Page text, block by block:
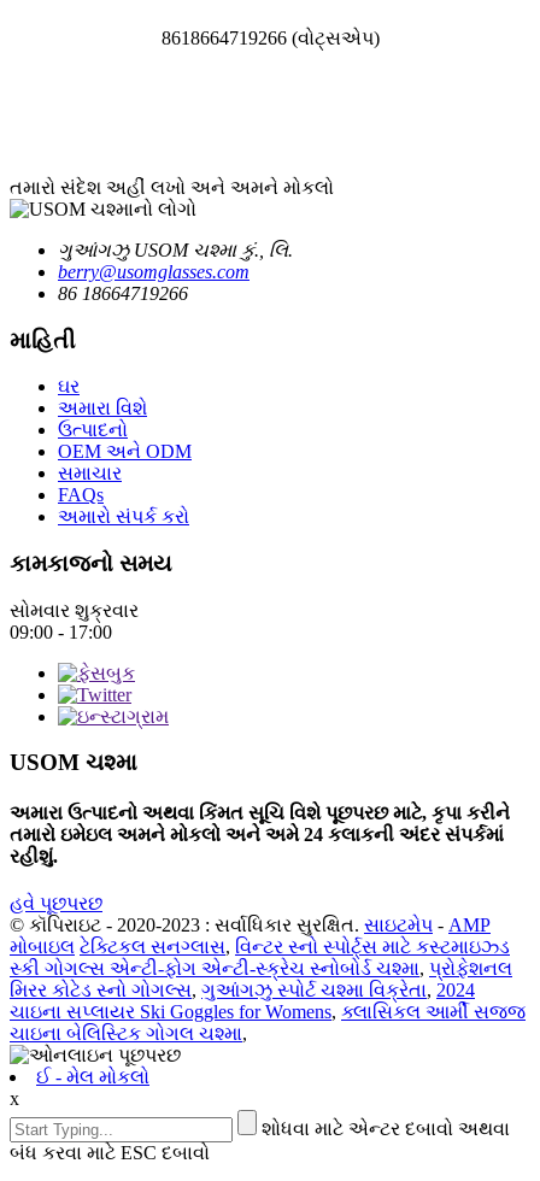
8618664719266 (વોટ્સએપ)
તમારો સંદેશ અહીં લખો અને અમને મોકલો
ગુઆંગઝુ USOM ચશ્મા કું., લિ.
berry@usomglasses.com
86 18664719266
માહિતી
ઘર
અમારા વિશે
ઉત્પાદનો
OEM અને ODM
સમાચાર
FAQs
અમારો સંપર્ક કરો
કામકાજનો સમય
સોમવાર શુક્રવાર
09:00 - 17:00
USOM ચશ્મા
અમારા ઉત્પાદનો અથવા કિંમત સૂચિ વિશે પૂછપરછ માટે, કૃપા કરીને
તમારો ઇમેઇલ અમને મોકલો અને અમે 24 કલાકની અંદર સંપર્કમાં
રહીશું.
હવે પૂછપરછ
© કૉપિરાઇટ - 2020-2023 : સર્વાધિકાર સુરક્ષિત. સાઇટમેપ - AMP
મોબાઇલ ટેક્ટિકલ સનગ્લાસ, વિન્ટર સ્નો સ્પોર્ટ્સ માટે કસ્ટમાઇઝ્ડ
સ્કી ગોગલ્સ એન્ટી-ફોગ એન્ટી-સ્ક્રેચ સ્નોબોર્ડ ચશ્મા, પ્રોફેશનલ
મિરર કોટેડ સ્નો ગોગલ્સ, ગુઆંગઝુ સ્પોર્ટ ચશ્મા વિક્રેતા, 2024
ચાઇના સપ્લાયર Ski Goggles for Womens, ક્લાસિકલ આર્મી સજ્જ
ચાઇના બેલિસ્ટિક ગોગલ ચશ્મા,
ઈ - મેલ મોકલો
x
શોધવા માટે એન્ટર દબાવો અથવા
બંધ કરવા માટે ESC દબાવો